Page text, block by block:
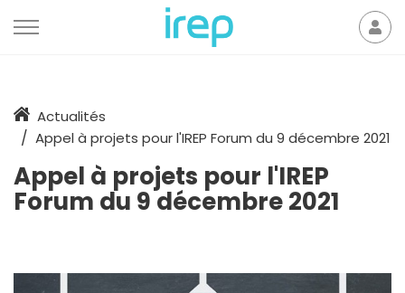
AccueilActualités
Appel à projets pour l'IREP Forum du 9 décembre 2021
Appel à projets pour l'IREP
Forum du 9 décembre 2021